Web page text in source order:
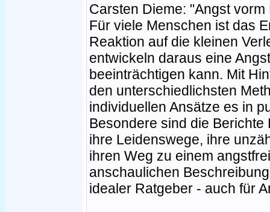
Carsten Dieme: "Angst vorm
Für viele Menschen ist das
Reaktion auf die kleinen
entwickeln daraus eine
beeinträchtigen kann. Mit
den unterschiedlichsten
individuellen Ansätze es in
Besondere sind die
ihre Leidenswege, ihre
ihren Weg zu einem
anschaulichen
idealer Ratgeber - auch für